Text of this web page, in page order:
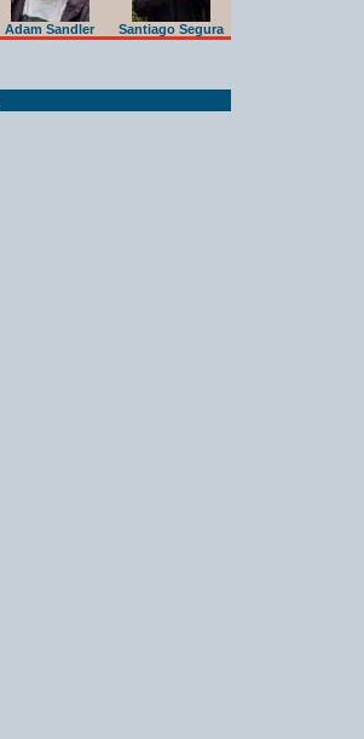
Adam Sandler Santiago Segura